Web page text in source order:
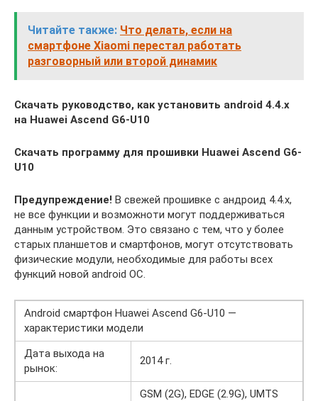
Читайте также: Что делать, если на
смартфоне Xiaomi перестал работать
разговорный или второй динамик
Скачать руководство, как установить android 4.4.x
на Huawei Ascend G6-U10
Скачать программу для прошивки Huawei Ascend G6-
U10
Предупреждение! В свежей прошивке с андроид 4.4.x,
не все функции и возможноти могут поддерживаться
данным устройством. Это связано с тем, что у более
старых планшетов и смартфонов, могут отсутствовать
физические модули, необходимые для работы всех
функций новой android ОС.
Android смартфон Huawei Ascend G6-U10 —
характеристики модели
Дата выхода на
рынок:
2014 г.
GSM (2G), EDGE (2.9G), UMTS